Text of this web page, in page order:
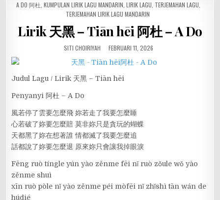
POSTED
A DO 阿杜 KUMPULAN LIRIK LAGU MANDARIN LIRIK LAGU TERJEMAHAN LAGU
TERJEMAHAN LIRIK LAGU MANDARIN
Lirik 天黑 – Tiān hēi 阿杜 – A Do
SITI CHOIRIYAH FEBRUARI 11, 2026
Judul Lagu / Lirik 天黑 – Tiān hēi
Penyanyi 阿杜 – A Do
風若停了雲要怎麼飛 妳若走了我要怎麼睡
心若破了妳要怎麼賠 莫非妳只是貪玩的蝴蝶
天都黑了妳在想著誰 情都滅了我要怎麼追
話都說了妳要怎麼退 原來妳只會讓我掉眼淚
Fēng ruò tíngle yún yào zěnme fēi nǐ ruò zǒule wǒ yào
zěnme shuì
xīn ruò pòle nǐ yào zěnme péi mòfēi nǐ zhǐshì tān wán de
húdié